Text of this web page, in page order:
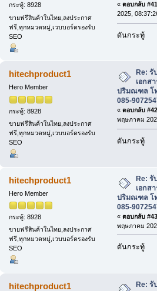
กระทู้: 8928
ขายฟรีสินค้าในไทย,ลงประกาศ
ฟรี,ทุกหมวดหมู่,เวบบอร์ดรองรับ
SEO
« ตอบกลับ
2025,
ดันกระทู้
hitechproduct1
Hero Member
กระทู้: 8928
ขายฟรีสินค้าในไทย,ลงประกาศ
ฟรี,ทุกหมวดหมู่,เวบบอร์ดรองรับ
SEO
Re:
เอกส
ปริมณฑล โท
085-
« ตอบกลับ
พฤษภาคม
ดันกระทู้
hitechproduct1
Hero Member
กระทู้: 8928
ขายฟรีสินค้าในไทย,ลงประกาศ
ฟรี,ทุกหมวดหมู่,เวบบอร์ดรองรับ
SEO
Re: รั
เอกส
ปริมณฑล โท
085-
« ตอบกลับ
พฤษภาคม
ดันกระทู้
hitechproduct1
Re: รั